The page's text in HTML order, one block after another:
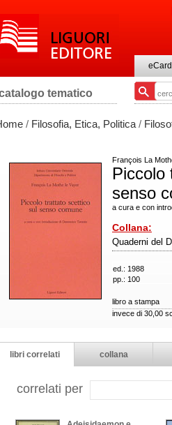
eCard
tematico
/ Filosofia, Etica, Politica /
François La
Piccolo
senso
a cura e con
Collana:
Quaderni del
ed.: 1988
pp.: 100
libro a stampa
invece di 30,00
libri correlati collana
correlati per